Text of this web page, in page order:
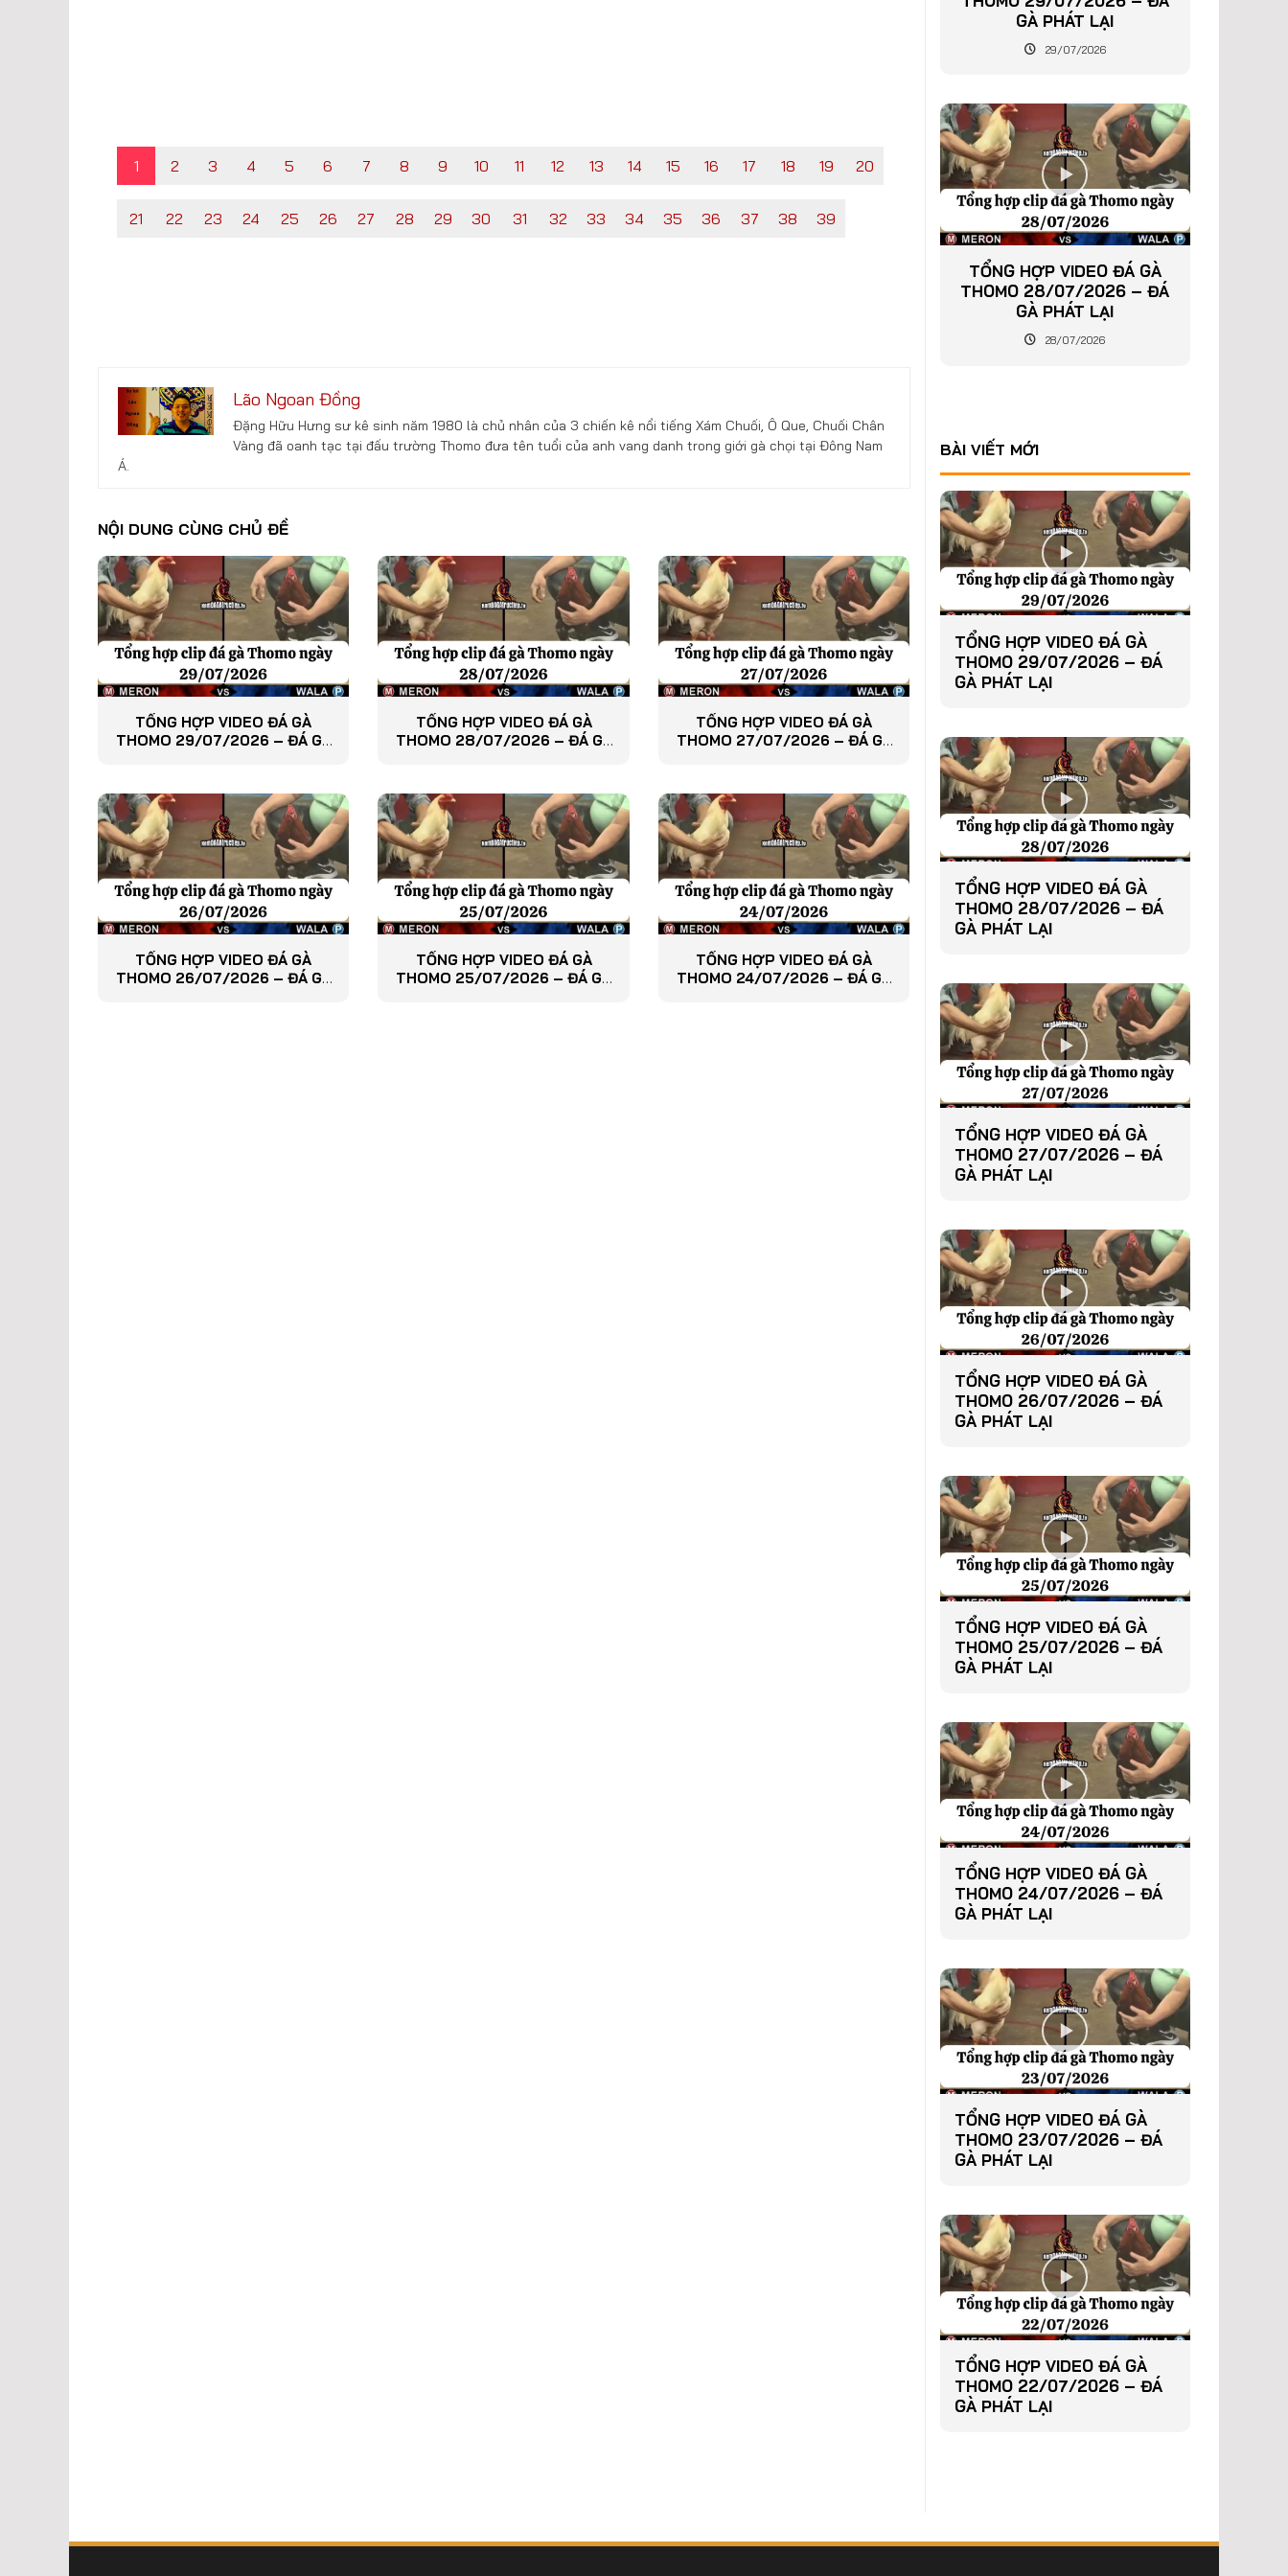
1 2 3 4 5 6 7 8 9 10 11 12 13 14 15 16 17 18 19 20
21 22 23 24 25 26 27 28 29 30 31 32 33 34 35 36 37 38 39
Lão Ngoan Đồng
Đặng Hữu Hưng sư kê sinh năm 1980 là chủ nhân của 3 chiến kê nổi tiếng Xám Chuối, Ô Que, Chuối Chân
Vàng đã oanh tạc tại đấu trường Thomo đưa tên tuổi của anh vang danh trong giới gà chọi tại Đông Nam
Á.
NỘI DUNG CÙNG CHỦ ĐỀ
TỔNG HỢP VIDEO ĐÁ GÀ
THOMO 29/07/2026 – ĐÁ GÀ
TỔNG HỢP VIDEO ĐÁ GÀ
THOMO 28/07/2026 – ĐÁ GÀ
TỔNG HỢP VIDEO ĐÁ GÀ
THOMO 27/07/2026 – ĐÁ GÀ
TỔNG HỢP VIDEO ĐÁ GÀ
THOMO 26/07/2026 – ĐÁ GÀ
TỔNG HỢP VIDEO ĐÁ GÀ
THOMO 25/07/2026 – ĐÁ GÀ
TỔNG HỢP VIDEO ĐÁ GÀ
THOMO 24/07/2026 – ĐÁ GÀ
GÀ PHÁT LẠI
29/07/2026
TỔNG HỢP VIDEO ĐÁ GÀ
THOMO 28/07/2026 – ĐÁ
GÀ PHÁT LẠI
28/07/2026
BÀI VIẾT MỚI
TỔNG HỢP VIDEO ĐÁ GÀ
THOMO 29/07/2026 – ĐÁ
GÀ PHÁT LẠI
TỔNG HỢP VIDEO ĐÁ GÀ
THOMO 28/07/2026 – ĐÁ
GÀ PHÁT LẠI
TỔNG HỢP VIDEO ĐÁ GÀ
THOMO 27/07/2026 – ĐÁ
GÀ PHÁT LẠI
TỔNG HỢP VIDEO ĐÁ GÀ
THOMO 26/07/2026 – ĐÁ
GÀ PHÁT LẠI
TỔNG HỢP VIDEO ĐÁ GÀ
THOMO 25/07/2026 – ĐÁ
GÀ PHÁT LẠI
TỔNG HỢP VIDEO ĐÁ GÀ
THOMO 24/07/2026 – ĐÁ
GÀ PHÁT LẠI
TỔNG HỢP VIDEO ĐÁ GÀ
THOMO 23/07/2026 – ĐÁ
GÀ PHÁT LẠI
TỔNG HỢP VIDEO ĐÁ GÀ
THOMO 22/07/2026 – ĐÁ
GÀ PHÁT LẠI